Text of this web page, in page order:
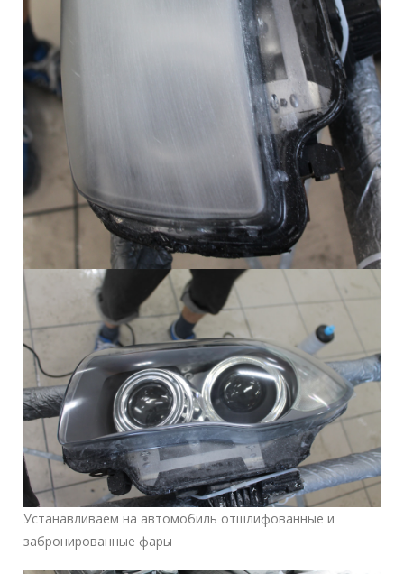
Устанавливаем на автомобиль отшлифованные и
забронированные фары